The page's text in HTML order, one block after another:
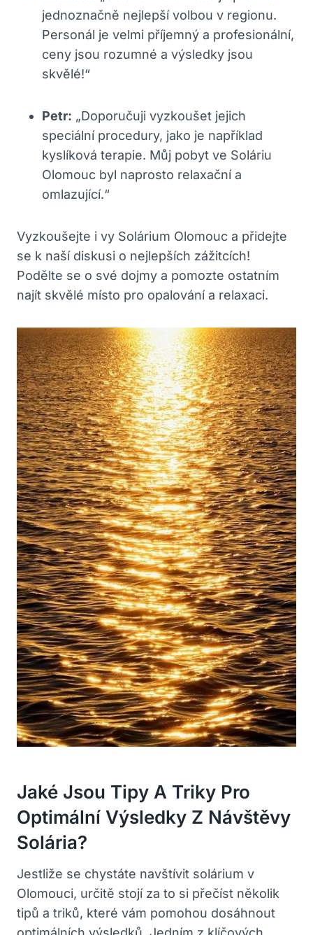
jednoznačně nejlepší volbou v regionu.
Personál je velmi příjemný a profesionální,
ceny jsou rozumné a výsledky jsou
skvělé!“
Petr: „Doporučuji vyzkoušet jejich
speciální procedury, jako je například
kyslíková terapie. Můj pobyt ve Soláriu
Olomouc byl naprosto relaxační a
omlazující.“
Vyzkoušejte i vy Solárium Olomouc a přidejte
se k naší diskusi o nejlepších zážitcích!
Podělte se o své dojmy a pomozte ostatním
najít skvělé místo pro opalování a relaxaci.
Jaké Jsou Tipy A Triky Pro
Optimální Výsledky Z Návštěvy
Solária?
Jestliže se chystáte navštívit solárium v
Olomouci, určitě stojí za to si přečíst několik
tipů a triků, které vám pomohou dosáhnout